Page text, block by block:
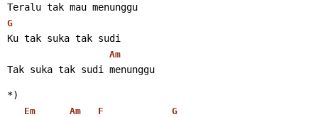
Teralu tak mau menunggu
G
Ku tak suka tak sudi
Am
Tak suka tak sudi menunggu
*)
Em Am F G